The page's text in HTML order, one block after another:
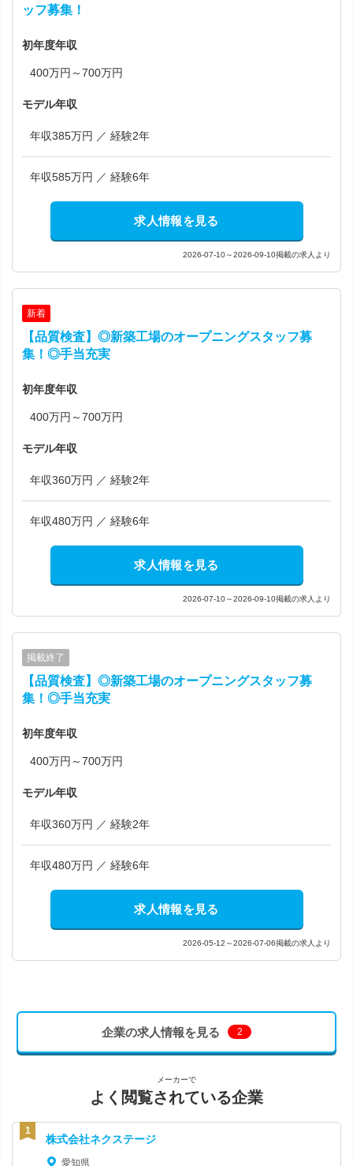
ッフ募集！
初年度年収
400万円～700万円
モデル年収
年収385万円 ／ 経験2年
年収585万円 ／ 経験6年
求人情報を見る
2026-07-10～2026-09-10掲載の求人より
新着
【品質検査】◎新築工場のオープニングスタッフ募
集！◎手当充実
初年度年収
400万円～700万円
モデル年収
年収360万円 ／ 経験2年
年収480万円 ／ 経験6年
求人情報を見る
2026-07-10～2026-09-10掲載の求人より
掲載終了
【品質検査】◎新築工場のオープニングスタッフ募
集！◎手当充実
初年度年収
400万円～700万円
モデル年収
年収360万円 ／ 経験2年
年収480万円 ／ 経験6年
求人情報を見る
2026-05-12～2026-07-06掲載の求人より
企業の求人情報を見る 2
メーカーで
よく閲覧されている企業
株式会社ネクステージ
愛知県